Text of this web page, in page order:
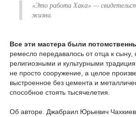
«Это работа Хака» —
жизни.
Все эти мастера были
ремесло передавалось от отца к сыну,
религиозными и культурными
не просто сооружение, а целое
выстроенное без цемента и
способное стоять тысячелетия.
Об авторе. Джабраил Юрьевич